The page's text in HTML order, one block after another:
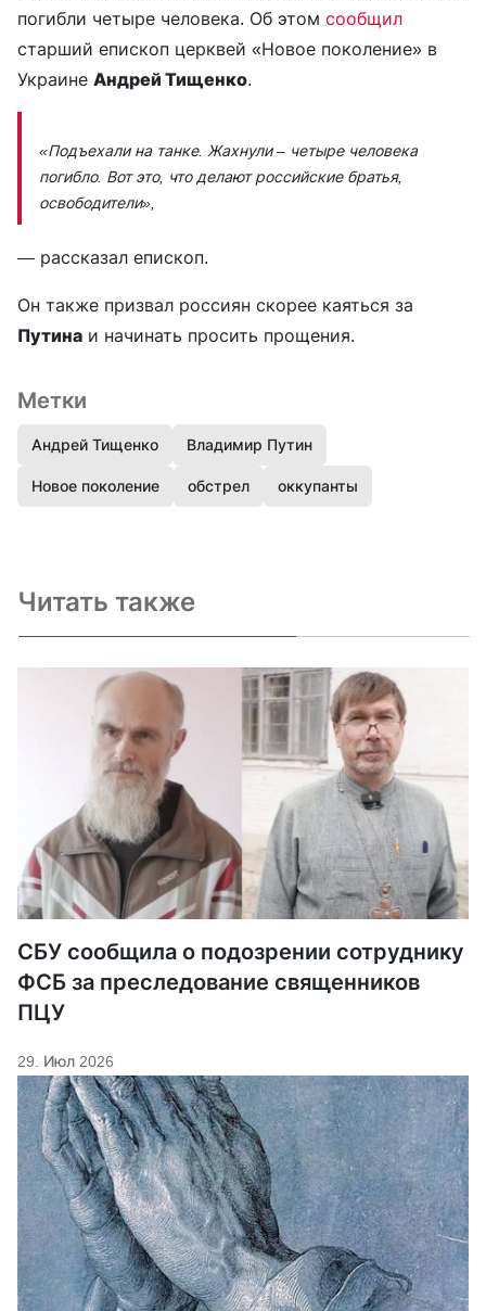
погибли четыре человека. Об этом сообщил
старший епископ церквей «Новое поколение» в
Украине Андрей Тищенко.
«Подъехали на танке. Жахнули – четыре человека
погибло. Вот это, что делают российские братья,
освободители»,
— рассказал епископ.
Он также призвал россиян скорее каяться за
Путина и начинать просить прощения.
Метки
Андрей Тищенко Владимир Путин
Новое поколение обстрел оккупанты
Читать также
СБУ сообщила о подозрении сотруднику
ФСБ за преследование священников
ПЦУ
29. Июл 2026